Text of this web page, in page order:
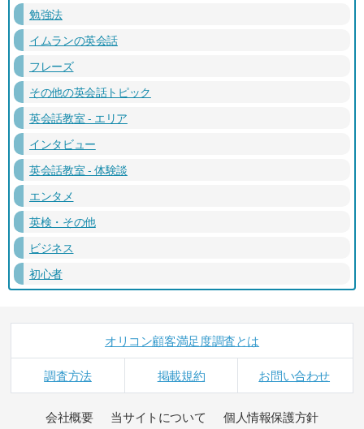
勉強法
イムランの英会話
フレーズ
その他の英会話トピック
英会話教室 - エリア
インタビュー
英会話教室 - 体験談
エンタメ
英検・その他
ビジネス
初心者
オリコン顧客満足度調査とは
調査方法 掲載規約 お問い合わせ
会社概要 当サイトについて 個人情報保護方針